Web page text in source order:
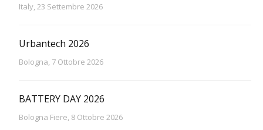
Italy, 23 Settembre 2026
Urbantech 2026
Bologna, 7 Ottobre 2026
BATTERY DAY 2026
Bologna Fiere, 8 Ottobre 2026